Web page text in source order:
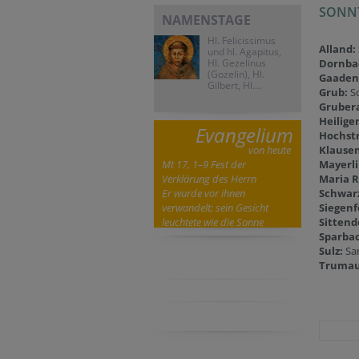
NAMENSTAGE
Hl. Felicissimus
und hl. Agapitus,
Hl. Gezelinus
(Gozelin), Hl.
Gilbert, Hl....
Evangelium
von heute
Mt 17, 1–9 Fest der
Verklärung des Herrn
Er wurde vor ihnen
verwandelt; sein Gesicht
leuchtete wie die Sonne
Alland:
Grub:
Maria
Sulz: